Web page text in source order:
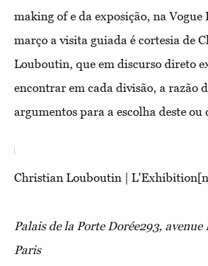
making of e da exposição, na Vogue
março a visita guiada é cortesia de
Louboutin, que em discurso direto
encontrar em cada divisão, a razão
argumentos para a escolha deste ou
Christian Louboutin |
Palais de la Porte Dorée293, avenue
Paris